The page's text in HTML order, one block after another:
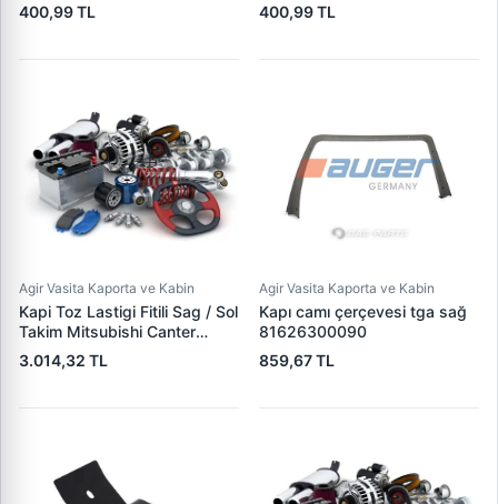
400,99 TL
400,99 TL
Agir Vasita Kaporta ve Kabin
Kapi Toz Lastigi Fitili Sag / Sol
Takim Mitsubishi Canter
FE659 FE639 FE635 | FIT
MC149996 | OEM
3.014,32 TL
Agir Vasita Kaporta ve Kabin
Kapı camı çerçevesi tga sağ
81626300090
859,67 TL